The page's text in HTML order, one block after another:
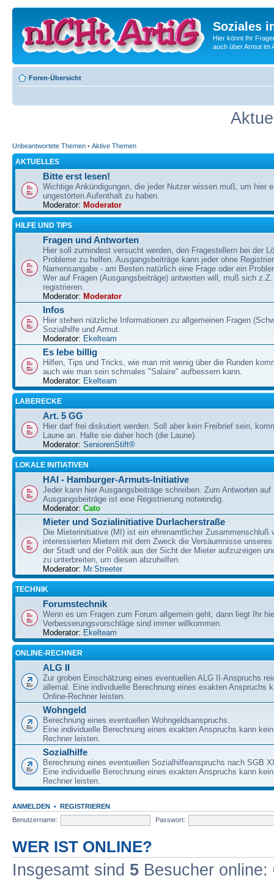
Soziales
Hier könnt Ihr
auch über Armut im
Foren-Übersicht
Unbeantwortete Themen • Aktive Themen
AKTUELLES
Bitte erst lesen!
Wichtige Ankündigungen, die jeder Nutzer wissen muß, um hier
ungestörten Aufenthalt zu haben.
Moderator: Moderator
HILFE UND TIPS
Fragen und Antworten
Hier soll zumindest versucht werden, den Fragestellern bei der
Probleme zu helfen. Ausgangsbeiträge kann jeder ohne
Namensangabe - am Besten natürlich eine Frage oder ein
Wer auf Fragen (Ausgangsbeiträge) antworten will, muß sich
registrieren.
Moderator: Moderator
Infos
Hier stehen nützliche Informationen zu allgemeinen Fragen
Sozialhilfe und Armut.
Moderator: Ekelteam
Es lebe billig
Hilfen, Tips und Tricks, wie man mit wenig über die Runden
auch wie man sein schmales "Salaire" aufbessern kann.
Moderator: Ekelteam
LABERECKE
Art. 5 GG
Hier darf frei diskutiert werden. Soll aber kein Freibrief sein,
Laune an. Halte sie daher hoch (die Laune).
Moderator: SeniorenStift®
LOKALE INITIATIVEN
HAI - Hamburger-Armuts-Initiative
Jeder kann hier Ausgangsbeiträge schreiben. Zum Antworten auf
Ausgangsbeiträge ist eine Registrierung notwendig.
Moderator: Cato
Mieter und Sozialinitiative Durlacherstraße
Die Mieterinitiative (MI) ist ein ehrenamtlicher Zusammenschluß
interessierten Mietern mit dem Zweck die Versäumnisse
der Stadt und der Politik aus der Sicht der Mieter aufzuzeigen
zu unterbreiten, um diesen abzuhelfen.
Moderator: Mr.Streeter
TECHNIK
Forumstechnik
Wenn es um Fragen zum Forum allgemein geht, dann liegt Ihr
Verbesserungsvorschläge sind immer willkommen.
Moderator: Ekelteam
ONLINE-RECHNER
ALG II
Zur groben Einschätzung eines eventuellen ALG II-Anspruchs
allemal. Eine individuelle Berechnung eines exakten Anspruchs
Online-Rechner leisten.
Wohngeld
Berechnung eines eventuellen Wohngeldsanspruchs.
Eine individuelle Berechnung eines exakten Anspruchs kann
Rechner leisten.
Sozialhilfe
Berechnung eines eventuellen Sozialhilfeanspruchs nach SGB
Eine individuelle Berechnung eines exakten Anspruchs kann
Rechner leisten.
ANMELDEN • REGISTRIEREN
Benutzername:
Passwort:
WER IST ONLINE?
Insgesamt sind 5 Besucher